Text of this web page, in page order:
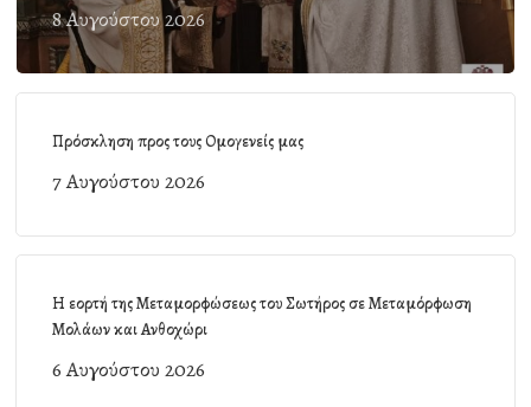
8 Αυγούστου 2026
Πρόσκληση προς τους Ομογενείς μας
7 Αυγούστου 2026
Η εορτή της Μεταμορφώσεως του Σωτήρος σε Μεταμόρφωση
Μολάων και Ανθοχώρι
6 Αυγούστου 2026